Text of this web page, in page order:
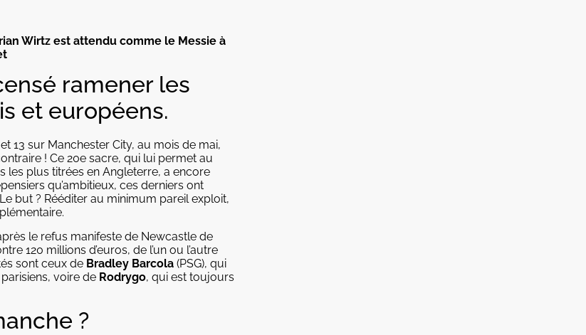
Wirtz est attendu comme le Messie à
ramener les
et européens.
13 sur Manchester City, au mois de mai,
! Ce 20e sacre, qui lui permet au
les plus titrées en Angleterre, a encore
qu’ambitieux, ces derniers ont
but ? Rééditer au minimum pareil exploit,
le refus manifeste de Newcastle de
120 millions d’euros, de l’un ou l’autre
sont ceux de Bradley Barcola (PSG), qui
voire de Rodrygo, qui est toujours
?